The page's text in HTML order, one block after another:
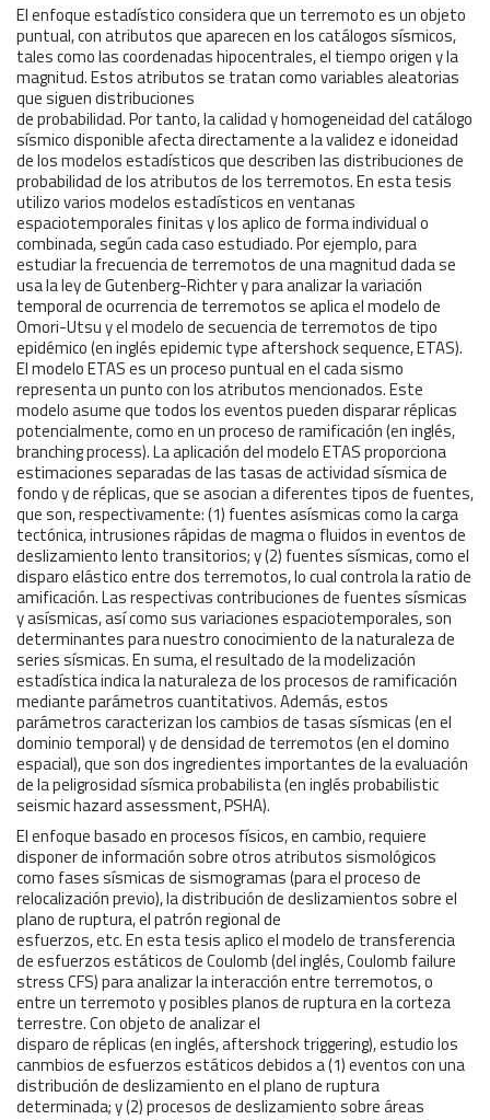
El enfoque estadístico considera que un terremoto es un objeto
puntual, con atributos que aparecen en los catálogos sísmicos,
tales como las coordenadas hipocentrales, el tiempo origen y la
magnitud. Estos atributos se tratan como variables aleatorias
que siguen distribuciones
de probabilidad. Por tanto, la calidad y homogeneidad del catálogo
sísmico disponible afecta directamente a la validez e idoneidad
de los modelos estadísticos que describen las distribuciones de
probabilidad de los atributos de los terremotos. En esta tesis
utilizo varios modelos estadísticos en ventanas
espaciotemporales finitas y los aplico de forma individual o
combinada, según cada caso estudiado. Por ejemplo, para
estudiar la frecuencia de terremotos de una magnitud dada se
usa la ley de Gutenberg-Richter y para analizar la variación
temporal de ocurrencia de terremotos se aplica el modelo de
Omori-Utsu y el modelo de secuencia de terremotos de tipo
epidémico (en inglés epidemic type aftershock sequence, ETAS).
El modelo ETAS es un proceso puntual en el cada sismo
representa un punto con los atributos mencionados. Este
modelo asume que todos los eventos pueden disparar réplicas
potencialmente, como en un proceso de ramificación (en inglés,
branching process). La aplicación del modelo ETAS proporciona
estimaciones separadas de las tasas de actividad sísmica de
fondo y de réplicas, que se asocian a diferentes tipos de fuentes,
que son, respectivamente: (1) fuentes asísmicas como la carga
tectónica, intrusiones rápidas de magma o fluidos in eventos de
deslizamiento lento transitorios; y (2) fuentes sísmicas, como el
disparo elástico entre dos terremotos, lo cual controla la ratio de
amificación. Las respectivas contribuciones de fuentes sísmicas
y asísmicas, así como sus variaciones espaciotemporales, son
determinantes para nuestro conocimiento de la naturaleza de
series sísmicas. En suma, el resultado de la modelización
estadística indica la naturaleza de los procesos de ramificación
mediante parámetros cuantitativos. Además, estos
parámetros caracterizan los cambios de tasas sísmicas (en el
dominio temporal) y de densidad de terremotos (en el domino
espacial), que son dos ingredientes importantes de la evaluación
de la peligrosidad sísmica probabilista (en inglés probabilistic
seismic hazard assessment, PSHA).
El enfoque basado en procesos físicos, en cambio, requiere
disponer de información sobre otros atributos sismológicos
como fases sísmicas de sismogramas (para el proceso de
relocalización previo), la distribución de deslizamientos sobre el
plano de ruptura, el patrón regional de
esfuerzos, etc. En esta tesis aplico el modelo de transferencia
de esfuerzos estáticos de Coulomb (del inglés, Coulomb failure
stress CFS) para analizar la interacción entre terremotos, o
entre un terremoto y posibles planos de ruptura en la corteza
terrestre. Con objeto de analizar el
disparo de réplicas (en inglés, aftershock triggering), estudio los
canmbios de esfuerzos estáticos debidos a (1) eventos con una
distribución de deslizamiento en el plano de ruptura
determinada; y (2) procesos de deslizamiento sobre áreas